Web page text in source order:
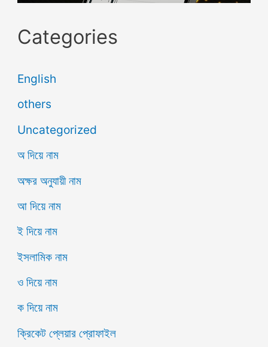
Categories
English
others
Uncategorized
অ দিয়ে নাম
অক্ষর অনুযায়ী নাম
আ দিয়ে নাম
ই দিয়ে নাম
ইসলামিক নাম
ও দিয়ে নাম
ক দিয়ে নাম
ক্রিকেট প্লেয়ার প্রোফাইল